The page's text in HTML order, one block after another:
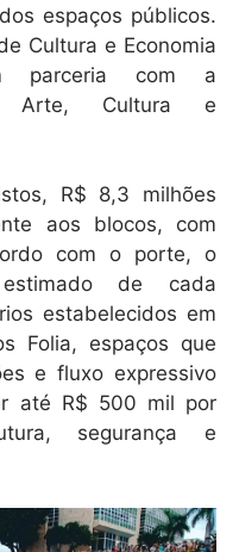
espaços públicos.
Cultura e Economia
parceria com a
Arte, Cultura e
R$ 8,3 milhões
aos blocos, com
com o porte, o
de cada
estabelecidos em
Folia, espaços que
e fluxo expressivo
até R$ 500 mil por
segurança e